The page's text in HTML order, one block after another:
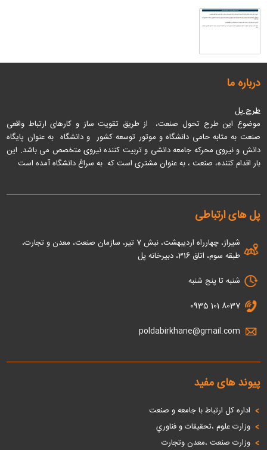
درباره ما
طرح پل
موضوع این طرح تحول صنعت، از طریق تقویت ساز و کارهای ارتباط واقعی
صنعت به مثابه حامی دانشگاه و موتور توسعه کشور و دانشگاه به عنوان پایگاه
دانش و نیروی محرکه جامعه دانشی و تربیت کننده نیروی متخصص می باشد. این
بار اقدام کننده، صنعت ، به عنوان مشتری است که به سراغ دانشگاه آمده است
پل های ارتباطی
شیراز، چهارراه اردیبهشت، نبش 7 تیر، سازمان صنعت، معدن و تجارت،
طبقه سوم، اتاق 316، دبیرخانه پل
شنبه تا پنج شنبه
0935 101 8037
poldabirkhane@gmail.com
پیوند های مفید
اداره كل ارتباط با جامعه و صنعت
وزارت علوم ،تحقيقات و فناوري
وزارت صنعت ،معدن وتجارت